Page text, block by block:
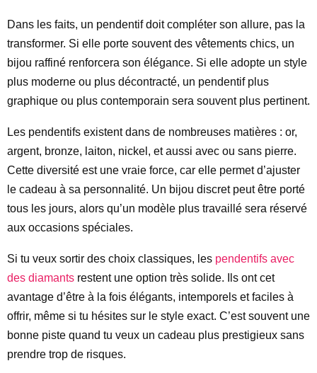
Dans les faits, un pendentif doit compléter son allure, pas la
transformer. Si elle porte souvent des vêtements chics, un
bijou raffiné renforcera son élégance. Si elle adopte un style
plus moderne ou plus décontracté, un pendentif plus
graphique ou plus contemporain sera souvent plus pertinent.
Les pendentifs existent dans de nombreuses matières : or,
argent, bronze, laiton, nickel, et aussi avec ou sans pierre.
Cette diversité est une vraie force, car elle permet d’ajuster
le cadeau à sa personnalité. Un bijou discret peut être porté
tous les jours, alors qu’un modèle plus travaillé sera réservé
aux occasions spéciales.
Si tu veux sortir des choix classiques, les pendentifs avec
des diamants restent une option très solide. Ils ont cet
avantage d’être à la fois élégants, intemporels et faciles à
offrir, même si tu hésites sur le style exact. C’est souvent une
bonne piste quand tu veux un cadeau plus prestigieux sans
prendre trop de risques.